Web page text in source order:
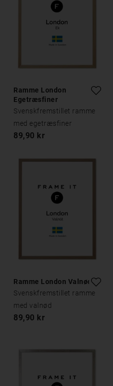
Ramme London
Egetræsfiner
Svenskfremstillet ramme
med egetræsfiner
89,90 kr
Ramme London Valnød
Svenskfremstillet ramme
med valnød
89,90 kr